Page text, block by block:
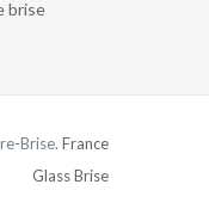
brise
Brise. France
Glass Brise